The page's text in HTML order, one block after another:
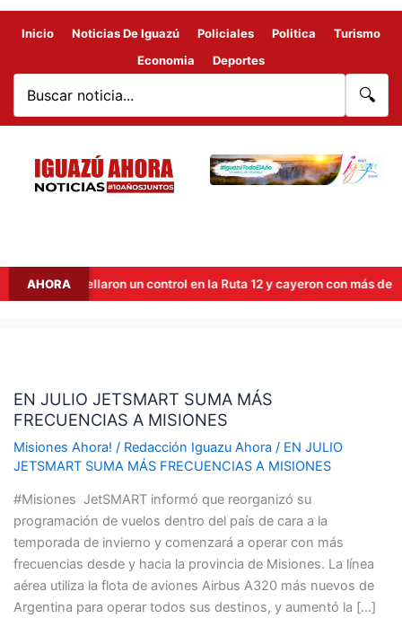
Inicio Noticias De Iguazú Policiales Politica
Turismo
Economia
Deportes
🔍
AHORA
Atropellaron un control en la Ruta 12 y cayeron con más de 85
EN JULIO JETSMART SUMA MÁS
FRECUENCIAS A MISIONES
Misiones Ahora! / Redacción Iguazu Ahora / EN JULIO
JETSMART SUMA MÁS FRECUENCIAS A MISIONES
#Misiones JetSMART informó que reorganizó su
programación de vuelos dentro del país de cara a la
temporada de invierno y comenzará a operar con más
frecuencias desde y hacia la provincia de Misiones. La línea
aérea utiliza la flota de aviones Airbus A320 más nuevos de
Argentina para operar todos sus destinos, y aumentó la […]
JETSMART
SUMA
MÁS
FRECUENCIAS
MISIONES